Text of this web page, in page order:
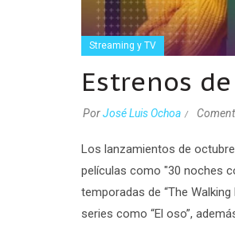
Streaming y TV
Estrenos
PorJosé Luis Ochoa
Los lanzamientos de
películas como "30 noches
temporadas de “The Walking
series como “El oso”,